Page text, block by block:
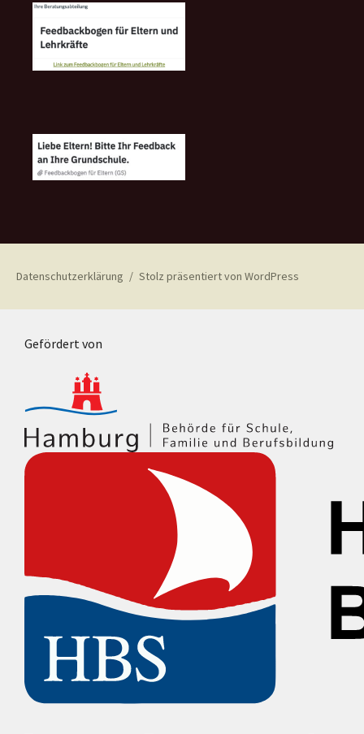
Datenschutzerklärung Stolz präsentiert von WordPress
Gefördert von